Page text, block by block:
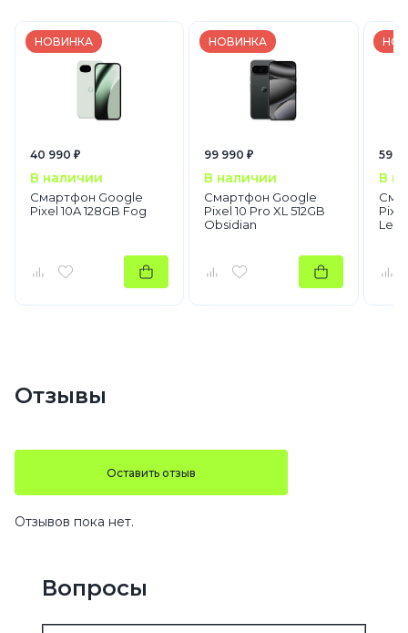
НОВИНКА
40 990 ₽
В наличии
Смартфон Google
Pixel 10A 128GB Fog
НОВИНКА
99 990 ₽
В наличии
Смартфон Google
Pixel 10 Pro XL 512GB
Obsidian
59
В
Отзывы
Оставить отзыв
Отзывов пока нет.
Вопросы